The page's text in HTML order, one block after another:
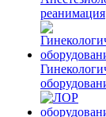
реанимация